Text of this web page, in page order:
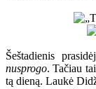
Šeštadienis
nusprogo. Tačiau
tą dieną. Laukė